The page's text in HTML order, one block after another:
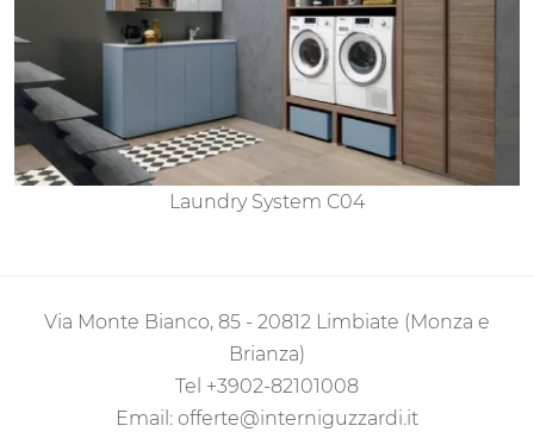
Laundry System C04
Via Monte Bianco, 85 - 20812 Limbiate (Monza e
Brianza)
Tel +3902-82101008
Email: offerte@interniguzzardi.it